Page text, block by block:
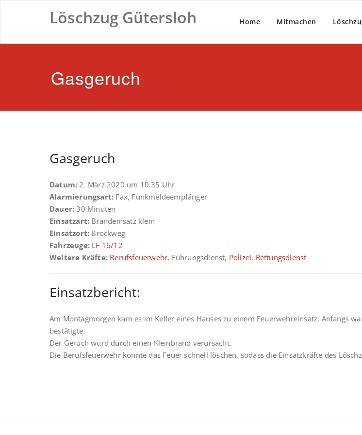
Löschzug Gütersloh Home Mitmachen
Gasgeruch
Gasgeruch
Datum: 2. März 2020 um 10:35 Uhr
Alarmierungsart: Fax, Funkmeldeempfänger
Dauer: 30 Minuten
Einsatzart: Brandeinsatz klein
Einsatzort: Brockweg
Fahrzeuge: LF 16/12
Weitere Kräfte: Berufsfeuerwehr, Führungsdienst, Polizei, Rettungsdienst
Einsatzbericht:
Am Montagmorgen kam es im Keller eines Hauses zu einem Feuerwehreinsatz. Anfangs
bestätigte.
Der Geruch wurd durch einen Kleinbrand verursacht.
Die Berufsfeuerwehr konnte das Feuer schnell löschen, sodass die Einsatzkräfte des